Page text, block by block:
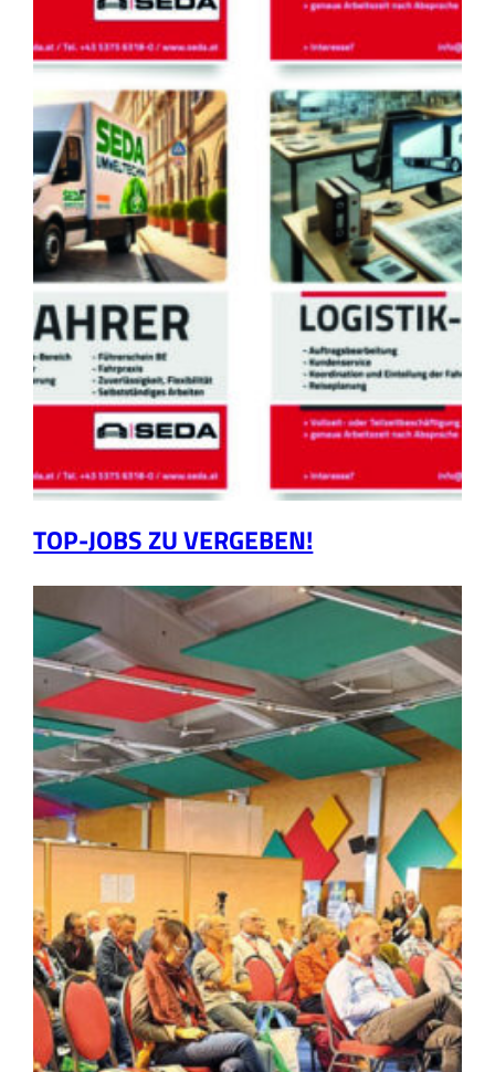
TOP-JOBS ZU VERGEBEN!